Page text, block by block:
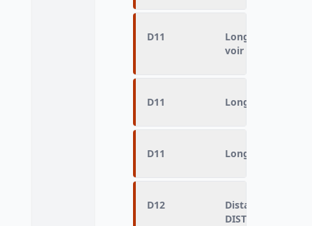
D11
Longueur à vol
voir DOIB)
D11 Longueur à vol
D11 Longueur à vol
D12
Distance
DIST)